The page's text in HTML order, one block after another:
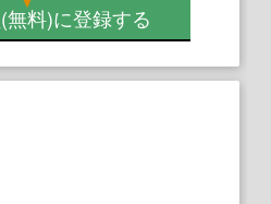
(無料)に登録する